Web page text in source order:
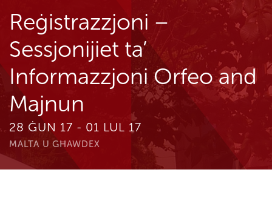
Reġistrazzjoni –
Sessjonijiet ta’
Informazzjoni Orfeo and
Majnun
28 ĠUN 17 - 01 LUL 17
MALTA U GĦAWDEX